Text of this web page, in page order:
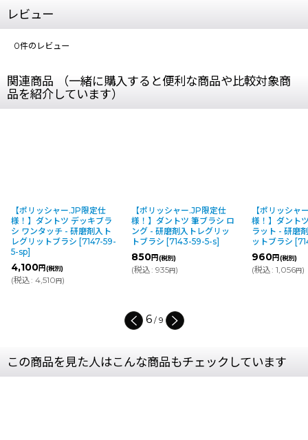
レビュー
0件のレビュー
関連商品 （一緒に購入すると便利な商品や比較対象商
品を紹介しています）
【ポリッシャー.JP限定仕
様！】ダントツ デッキブラ
シ ワンタッチ - 研磨剤入ト
レグリットブラシ [7147-59-
5-sp]
4,100円(税別)
(税込: 4,510円)
【ポリッシャー.JP限定仕
様！】ダントツ 筆ブラシ ロ
ング - 研磨剤入トレグリッ
トブラシ [7143-59-5-s]
850円(税別)
(税込: 935円)
【ポリッシャ
様！】ダント
ラット - 研磨
ットブラシ [
960円(税別)
(税込: 1,056円)
6/ 9
この商品を見た人はこんな商品もチェックしています